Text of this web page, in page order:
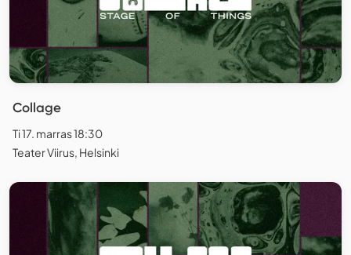
Collage
Ti 17. marras 18:30
Teater Viirus, Helsinki